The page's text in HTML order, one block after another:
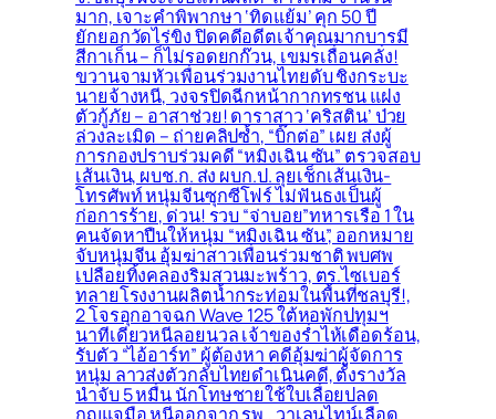
มาก, เจาะคำพิพากษา ‘ทิดแย้ม’ คุก 50 ปี
ยักยอกวัดไร่ขิง ปิดคดีอดีตเจ้าคุณมากบารมี
สีกาเก็น – ก็ไม่รอดยกก๊วน, เขมรเถื่อนคลั่ง!
ขวานจามหัวเพื่อนร่วมงานไทยดับ ชิงกระบะ
นายจ้างหนี, วงจรปิดฉีกหน้ากากทรชน แฝง
ตัวกู้ภัย – อาสาช่วย! ดาราสาว ‘คริสติน’ ป่วย
ล่วงละเมิด – ถ่ายคลิปซ้ำ, “บิ๊กต่อ” เผย ส่งผู้
การกองปราบร่วมคดี “หมิงเฉิน ซัน” ตรวจสอบ
เส้นเงิน, ผบช.ก. ส่ง ผบก.ป. ลุยเช็กเส้นเงิน-
โทรศัพท์ หนุ่มจีนซุกซีโฟร์ ไม่ฟันธงเป็นผู้
ก่อการร้าย, ด่วน! รวบ “จ่าบอย”ทหารเรือ 1 ใน
คนจัดหาปืนให้หนุ่ม “หมิงเฉิน ซัน”, ออกหมาย
จับหนุ่มจีน อุ้มฆ่าสาวเพื่อนร่วมชาติ พบศพ
เปลือยทิ้งคลองริมสวนมะพร้าว, ตร.ไซเบอร์
ทลายโรงงานผลิตน้ำกระท่อมในพื้นที่ชลบุรี!,
2 โจรอุกอาจฉก Wave 125 ใต้หอพักปทุมฯ
นาทีเดียวหนีลอยนวล เจ้าของร่ำไห้เดือดร้อน,
รับตัว “ไอ้อาร์ท” ผู้ต้องหา คดีอุ้มฆ่าผู้จัดการ
หนุ่ม ลาวส่งตัวกลับไทยดำเนินคดี, ตั้งรางวัล
นำจับ 5 หมื่น นักโทษชายใช้ใบเลื่อยปลด
กุญแจมือ หนีออกจาก รพ., วาเลนไทน์เลือด